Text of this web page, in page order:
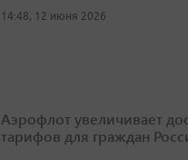
14:48, 12 июня 2026
Аэрофлот увеличивает
тарифов для граждан